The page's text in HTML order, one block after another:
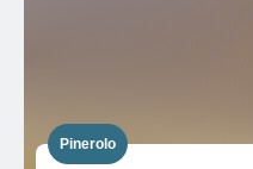
Pinerolo